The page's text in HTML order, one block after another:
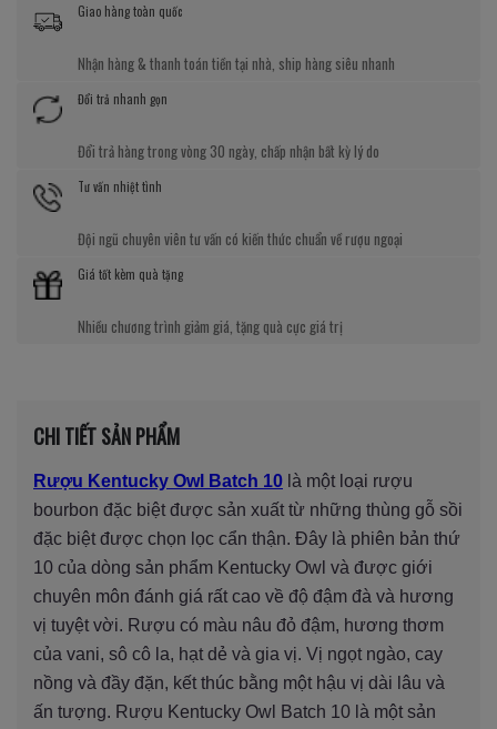
Giao hàng toàn quốc
Nhận hàng & thanh toán tiền tại nhà, ship hàng siêu nhanh
Đổi trả nhanh gọn
Đổi trả hàng trong vòng 30 ngày, chấp nhận bất kỳ lý do
Tư vấn nhiệt tình
Đội ngũ chuyên viên tư vấn có kiến thức chuẩn về rượu ngoại
Giá tốt kèm quà tặng
Nhiều chương trình giảm giá, tặng quà cực giá trị
CHI TIẾT SẢN PHẨM
Rượu Kentucky Owl Batch 10 là một loại rượu
bourbon đặc biệt được sản xuất từ những thùng gỗ sồi
đặc biệt được chọn lọc cẩn thận. Đây là phiên bản thứ
10 của dòng sản phẩm Kentucky Owl và được giới
chuyên môn đánh giá rất cao về độ đậm đà và hương
vị tuyệt vời. Rượu có màu nâu đỏ đậm, hương thơm
của vani, sô cô la, hạt dẻ và gia vị. Vị ngọt ngào, cay
nồng và đầy đặn, kết thúc bằng một hậu vị dài lâu và
ấn tượng. Rượu Kentucky Owl Batch 10 là một sản